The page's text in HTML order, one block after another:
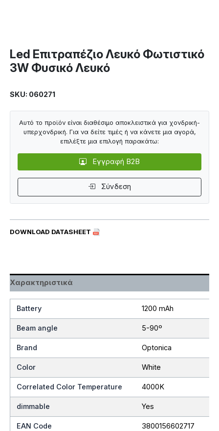
Led Επιτραπέζιο Λευκό Φωτιστικό
3W Φυσικό Λευκό
SKU: 060271
DOWNLOAD DATASHEET
Αυτό το προϊόν είναι διαθέσιμο αποκλειστικά για χονδρική-
υπερχονδρική. Για να δείτε τιμές ή να κάνετε μια αγορά,
επιλέξτε μια επιλογή παρακάτω:
Εγγραφή B2B
Σύνδεση
Χαρακτηριστικά
Battery 1200 mAh
Beam angle 5-90º
Brand Optonica
Color White
Correlated Color Temperature 4000K
dimmable Yes
EAN Code 3800156602717